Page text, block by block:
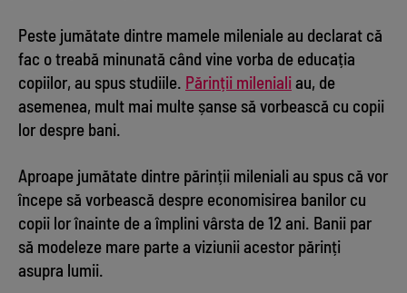
Peste jumătate dintre mamele mileniale au declarat că
fac o treabă minunată când vine vorba de educația
copiilor, au spus studiile. Părinții milenialiau, de
asemenea, mult mai multe șanse să vorbească cu copii
lor despre bani.
Aproape jumătate dintre părinții mileniali au spus că vor
începe să vorbească despre economisirea banilor cu
copii lor înainte de a împlini vârsta de 12 ani. Banii par
să modeleze mare parte a viziunii acestor părinți
asupra lumii.